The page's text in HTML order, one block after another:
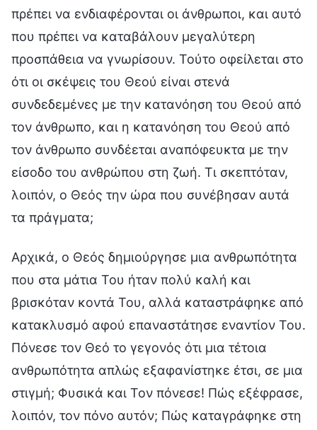
πρέπει να ενδιαφέρονται οι άνθρωποι, και αυτό
που πρέπει να καταβάλουν μεγαλύτερη
προσπάθεια να γνωρίσουν. Τούτο οφείλεται στο
ότι οι σκέψεις του Θεού είναι στενά
συνδεδεμένες με την κατανόηση του Θεού από
τον άνθρωπο, και η κατανόηση του Θεού από
τον άνθρωπο συνδέεται αναπόφευκτα με την
είσοδο του ανθρώπου στη ζωή. Τι σκεπτόταν,
λοιπόν, ο Θεός την ώρα που συνέβησαν αυτά
τα πράγματα;
Αρχικά, ο Θεός δημιούργησε μια ανθρωπότητα
που στα μάτια Του ήταν πολύ καλή και
βρισκόταν κοντά Του, αλλά καταστράφηκε από
κατακλυσμό αφού επαναστάτησε εναντίον Του.
Πόνεσε τον Θεό το γεγονός ότι μια τέτοια
ανθρωπότητα απλώς εξαφανίστηκε έτσι, σε μια
στιγμή; Φυσικά και Τον πόνεσε! Πώς εξέφρασε,
λοιπόν, τον πόνο αυτόν; Πώς καταγράφηκε στη